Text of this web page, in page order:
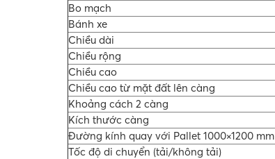
Bo mạch
Bánh xe
Chiều dài
Chiều rộng
Chiều cao
Chiều cao từ mặt đất lên càng
Khoảng cách 2 càng
Kích thước càng
Đường kính quay với Pallet 1000×1200 mm
Tốc độ di chuyển (tải/không tải)